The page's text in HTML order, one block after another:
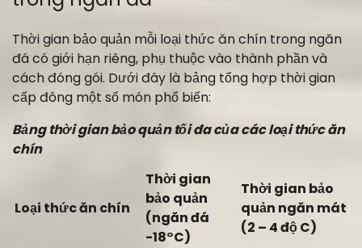
Thời gian bảo quản mỗi loại thức ăn chín trong ngăn
đá có giới hạn riêng, phụ thuộc vào thành phần và
cách đóng gói. Dưới đây là bảng tổng hợp thời gian
cấp đông một số món phổ biến:
Bảng thời gian bảo quản tối đa của các loại thức ăn
chín
Loại thức ăn chín
Thời gian
bảo quản
(ngăn đá
-18°C)
Thời gian bảo
quản ngăn mát
(2 – 4 độ C)